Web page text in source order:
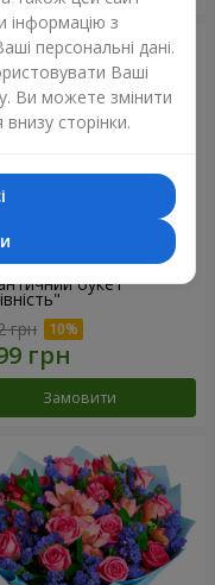
букет
грн
Замовити
інформацію з
персональні дані.
Ваші
Ви можете змінити
внизу сторінки.